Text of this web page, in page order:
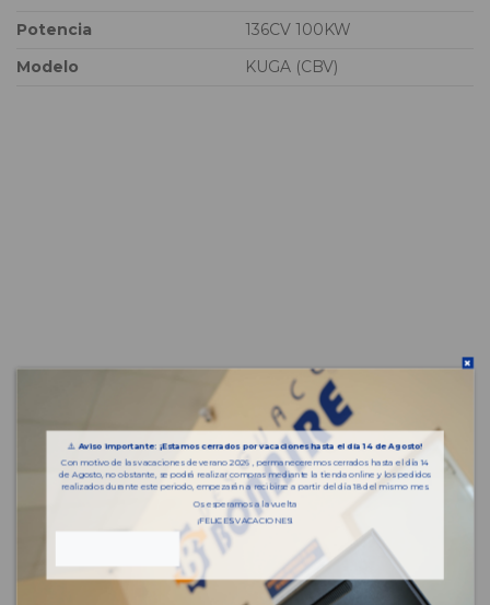
Potencia
136CV 100KW
Modelo
KUGA (CBV)
⚠️ Aviso importante: ¡Estamos cerrados por vacaciones hasta el día 14 de Agosto!
Con motivo de las vacaciones de verano 2026 , permaneceremos cerrados hasta el día 14
de Agosto, no obstante, se podrá realizar compras mediante la tienda online y los pedidos
realizados durante este periodo, empezarán a recibirse a partir del día 18 del mismo mes.
Os esperamos a la vuelta
¡FELICES VACACIONES!